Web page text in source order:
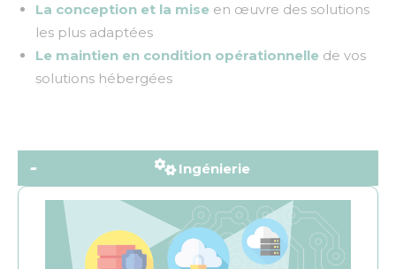
La conception et la mise en œuvre des solutions
les plus adaptées
Le maintien en condition opérationnelle de vos
solutions hébergées
Ingénierie